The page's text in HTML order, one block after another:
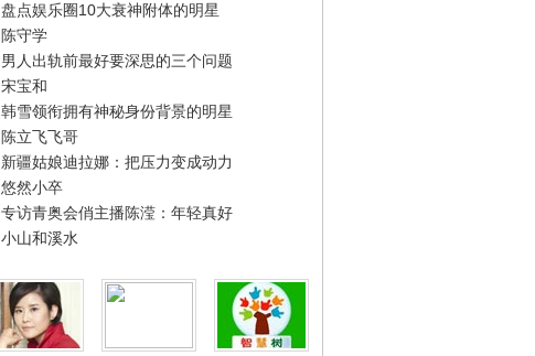
盘点娱乐圈10大衰神附体的明星
陈守学
男人出轨前最好要深思的三个问题
宋宝和
韩雪领衔拥有神秘身份背景的明星
陈立飞飞哥
新疆姑娘迪拉娜：把压力变成动力
悠然小卒
专访青奥会俏主播陈滢：年轻真好
小山和溪水